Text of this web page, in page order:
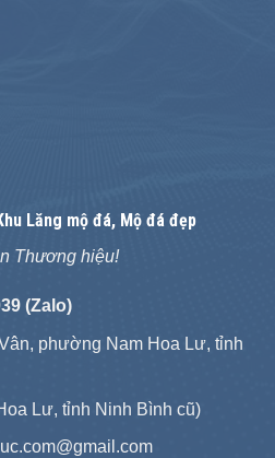
Lăng mộ đá, Mộ đá đẹp
Thương hiệu!
(Zalo)
phường Nam Hoa Lư, tỉnh
Lư, tỉnh Ninh Bình cũ)